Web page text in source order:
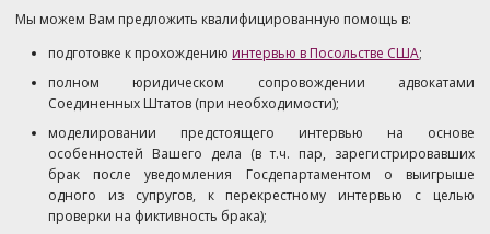
Мы можем Вам предложить квалифицированную помощь в:
подготовке к прохождению интервью в Посольстве США;
полном юридическом сопровождении адвокатами
Соединенных Штатов (при необходимости);
моделировании предстоящего интервью на основе
особенностей Вашего дела (в т.ч. пар, зарегистрировавших
брак после уведомления Госдепартаментом о выигрыше
одного из супругов, к перекрестному интервью с целью
проверки на фиктивность брака);